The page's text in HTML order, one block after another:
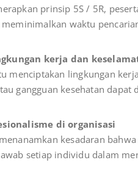
prinsip 5S / 5R,
waktu
kerja dan
menciptakan lingkungan
gangguan kesehatan dapat
di organisasi
kesadaran
setiap individu dalam